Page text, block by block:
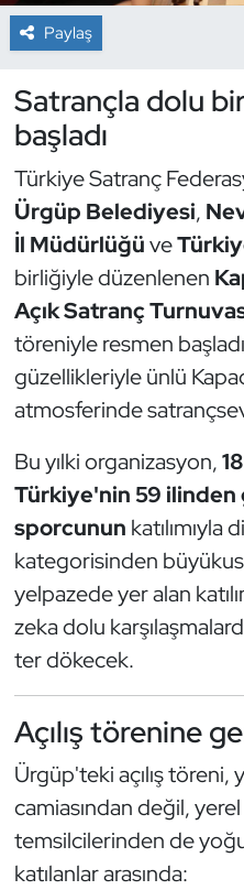
Paylaş
Satrançla dolu
başladı
Türkiye Satranç
Ürgüp Belediyesi,
İl Müdürlüğüve
birliğiyle düzenlenen
Açık Satranç
töreniyle resmen
güzellikleriyle ünlü
atmosferinde
Bu yılki organizasyon,
Türkiye'nin 59 ilinden
sporcunun
kategorisinden
yelpazede yer alan
zeka dolu
ter dökecek.
Açılış törenine
Ürgüp'teki açılış töreni,
camiasından değil,
temsilcilerinden de
katılanlar arasında:
Dağcılık
Dövüş Sanatı
E-Spor
Eskrim
Futbol
Futsal
Genel
Golf
Güreş
Halter
Hava Sporları
İşitme Engelli
Judo ve Kuraş
Kano ve Rafting